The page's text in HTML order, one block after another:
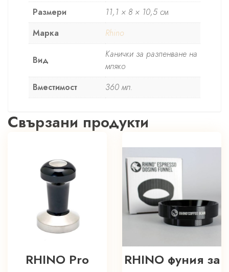
Размери
11,1 × 8 × 10,5 см
Марка
Rhino
Вид
Канички за разпенване на
мляко
Вместимост
360 мл.
Свързани продукти
RHINO Pro
RHINO фуния за